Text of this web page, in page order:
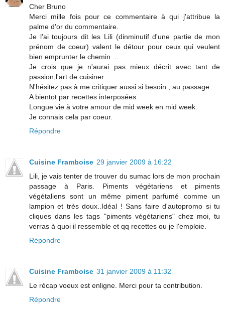
Cher Bruno
Merci mille fois pour ce commentaire à qui j'attribue la
palme d'or du commentaire.
Je l'ai toujours dit les Lili (dinminutif d'une partie de mon
prénom de coeur) valent le détour pour ceux qui veulent
bien emprunter le chemin ...
Je crois que je n'aurai pas mieux décrit avec tant de
passion,l'art de cuisiner.
N'hésitez pas à me critiquer aussi si besoin , au passage .
A bientot par recettes interposées.
Longue vie à votre amour de mid week en mid week.
Je connais cela par coeur.
Répondre
Cuisine Framboise 29 janvier 2009 à 16:22
Lili, je vais tenter de trouver du sumac lors de mon prochain
passage à Paris. Piments végétariens et piments
végétaliens sont un même piment parfumé comme un
lampion et très doux..Idéal ! Sans faire d'autopromo si tu
cliques dans les tags "piments végétariens" chez moi, tu
verras à quoi il ressemble et qq recettes ou je l'emploie.
Répondre
Cuisine Framboise 31 janvier 2009 à 11:32
Le récap voeux est enligne. Merci pour ta contribution.
Répondre